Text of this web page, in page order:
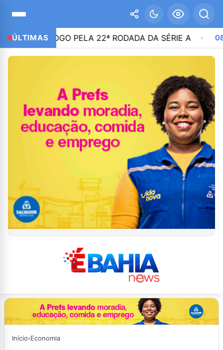
ÚLTIMAS
JOGO PELA 22ª RODADA DA SÉRIE A 08:36
Início›Economia